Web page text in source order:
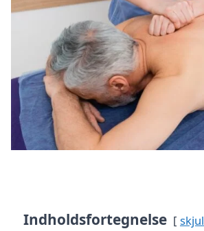
Indholdsfortegnelse skjul